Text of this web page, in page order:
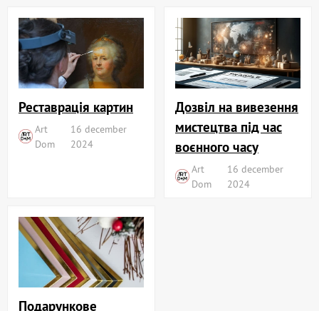
Реставрація картин
Art
Dom
16 december
2024
Дозвіл на вивезення
мистецтва під час
воєнного часу
Art
Dom
16 december
2024
Подарункове